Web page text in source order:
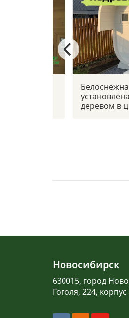
деревом в
Новосибирск
630015, город
Гоголя, 224, корпус